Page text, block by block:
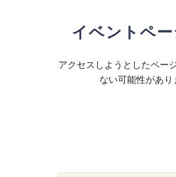
イベントペー
アクセスしようとしたペー
ない可能性があり